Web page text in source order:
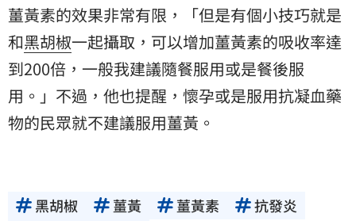
薑黃素的效果非常有限，「但是有個小技巧就是
和黑胡椒一起攝取，可以增加薑黃素的吸收率達
到200倍，一般我建議隨餐服用或是餐後服
用。」不過，他也提醒，懷孕或是服用抗凝血藥
物的民眾就不建議服用薑黃。
黑胡椒 薑黃 薑黃素
抗發炎